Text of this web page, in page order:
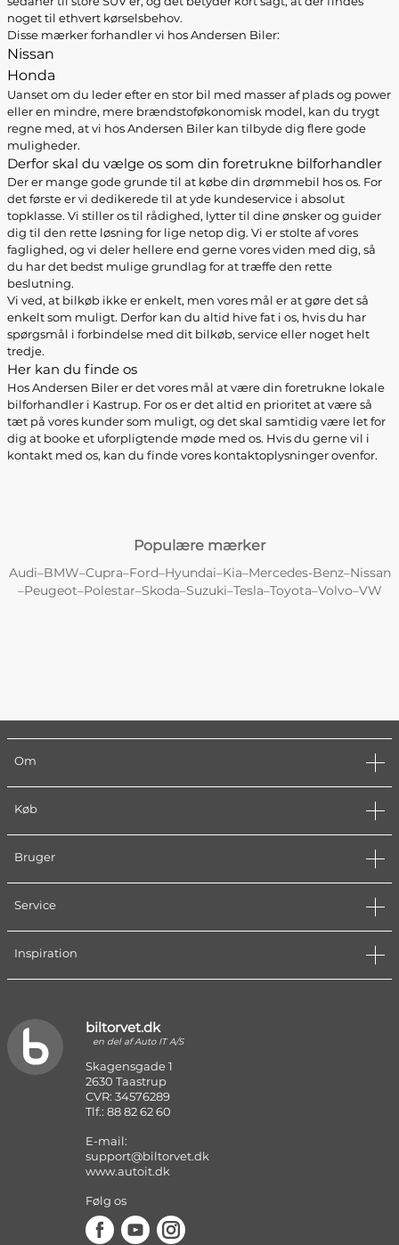
noget til ethvert kørselsbehov.
Disse mærker forhandler vi hos Andersen Biler:
Nissan
Honda
Uanset om du leder efter en stor bil med masser af plads og power
eller en mindre, mere brændstoføkonomisk model, kan du trygt
regne med, at vi hos Andersen Biler kan tilbyde dig flere gode
muligheder.
Derfor skal du vælge os som din foretrukne bilforhandler
Der er mange gode grunde til at købe din drømmebil hos os. For
det første er vi dedikerede til at yde kundeservice i absolut
topklasse. Vi stiller os til rådighed, lytter til dine ønsker og guider
dig til den rette løsning for lige netop dig. Vi er stolte af vores
faglighed, og vi deler hellere end gerne vores viden med dig, så
du har det bedst mulige grundlag for at træffe den rette
beslutning.
Vi ved, at bilkøb ikke er enkelt, men vores mål er at gøre det så
enkelt som muligt. Derfor kan du altid hive fat i os, hvis du har
spørgsmål i forbindelse med dit bilkøb, service eller noget helt
tredje.
Her kan du finde os
Hos Andersen Biler er det vores mål at være din foretrukne lokale
bilforhandler i Kastrup. For os er det altid en prioritet at være så
tæt på vores kunder som muligt, og det skal samtidig være let for
dig at booke et uforpligtende møde med os. Hvis du gerne vil i
kontakt med os, kan du finde vores kontaktoplysninger ovenfor.
Populære mærker
Audi–BMW–Cupra–Ford–Hyundai–Kia–Mercedes-Benz–Nissan
–Peugeot–Polestar–Skoda–Suzuki–Tesla–Toyota–Volvo–VW
Om
Køb
Bruger
Service
Inspiration
biltorvet.dk
en del af Auto IT A/S
Skagensgade 1
2630 Taastrup
CVR: 34576289
Tlf.: 88 82 62 60
E-mail:
support@biltorvet.dk
www.autoit.dk
Følg os